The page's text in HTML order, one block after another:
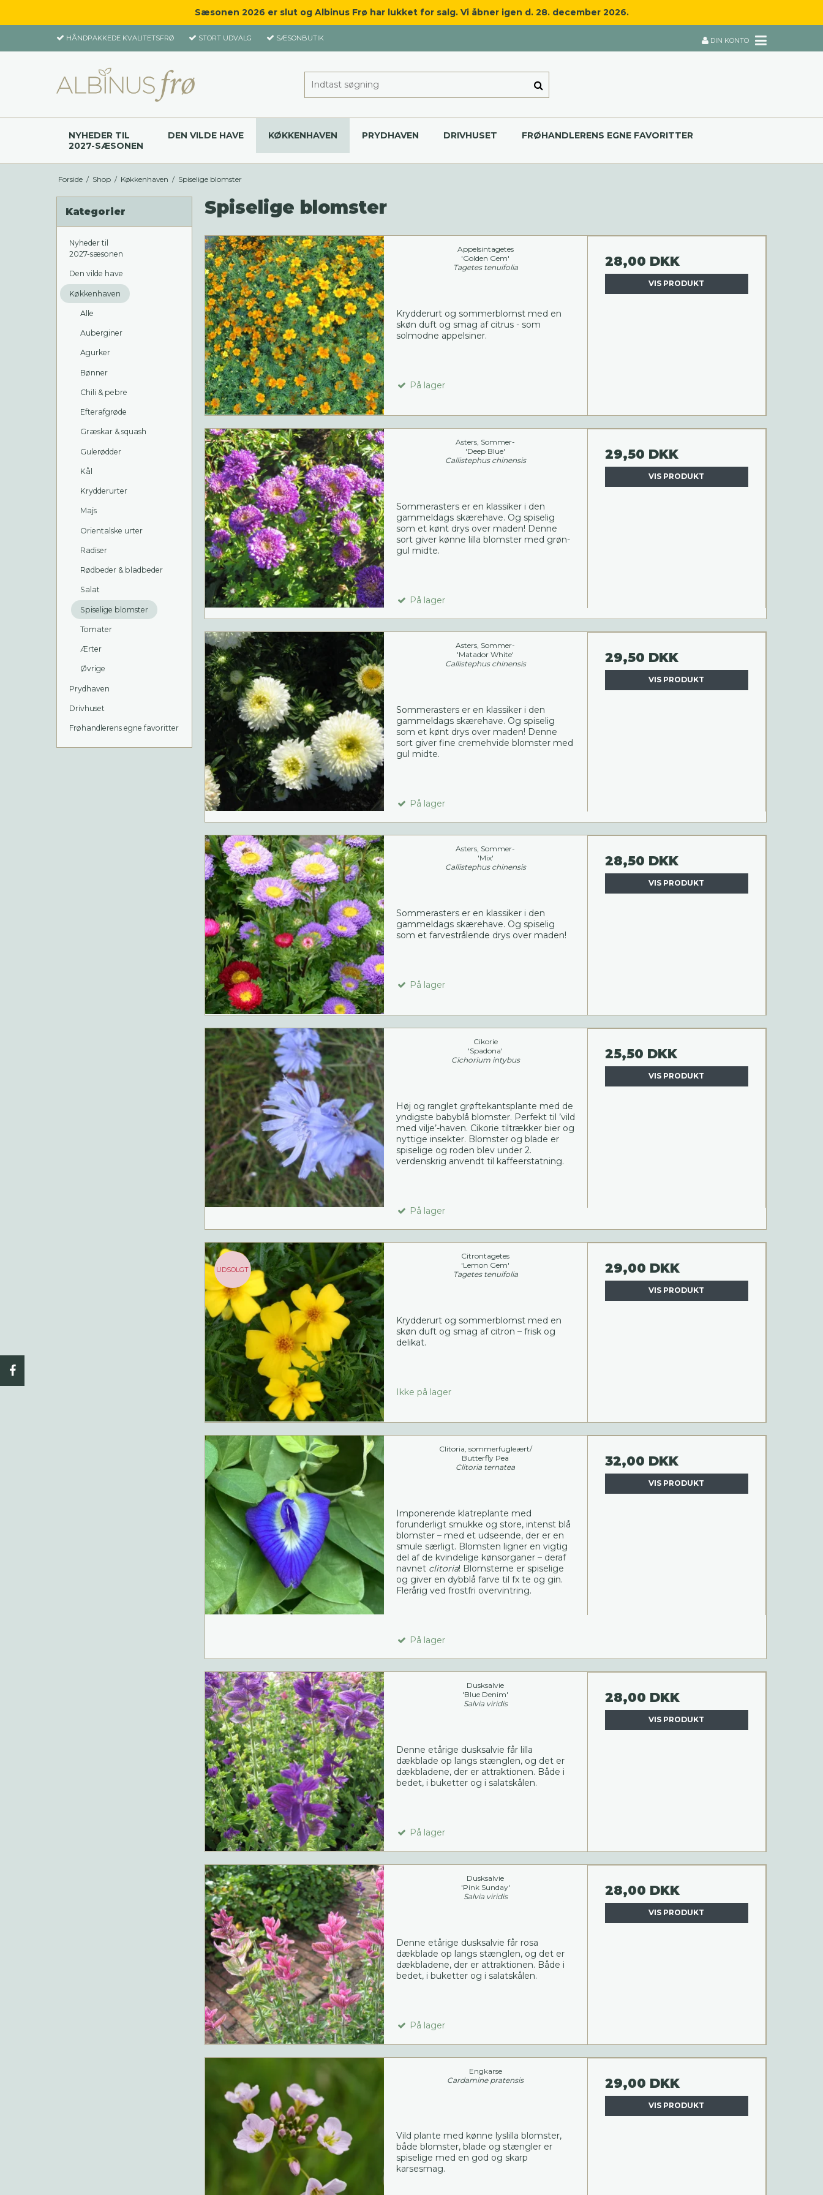
Sæsonen 2026 er slut og Albinus Frø har lukket for salg. Vi åbner igen d. 28. december 2026.
HÅNDPAKKEDE KVALITETSFRØ STORT UDVALG SÆSONBUTIK DIN KONTO
NYHEDER TIL
2027-SÆSONEN
DEN VILDE HAVE KØKKENHAVEN PRYDHAVEN DRIVHUSET FRØHANDLERENS EGNE FAVORITTER
Forside / Shop / Køkkenhaven / Spiselige blomster
Kategorier
Nyheder til
2027-sæsonen
Den vilde have
Køkkenhaven
Alle
Auberginer
Agurker
Bønner
Chili & pebre
Efterafgrøde
Græskar & squash
Gulerødder
Kål
Krydderurter
Majs
Orientalske urter
Radiser
Rødbeder & bladbeder
Salat
Spiselige blomster
Tomater
Ærter
Øvrige
Prydhaven
Drivhuset
Frøhandlerens egne favoritter
Spiselige blomster
Appelsintagetes
'Golden Gem'
Tagetes tenuifolia
Krydderurt og sommerblomst med en
skøn duft og smag af citrus - som
solmodne appelsiner.
På lager
28,00 DKK
VIS PRODUKT
Asters, Sommer-
'Deep Blue'
Callistephus chinensis
Sommerasters er en klassiker i den
gammeldags skærehave. Og spiselig
som et kønt drys over maden! Denne
sort giver kønne lilla blomster med grøn-
gul midte.
På lager
29,50 DKK
VIS PRODUKT
Asters, Sommer-
'Matador White'
Callistephus chinensis
Sommerasters er en klassiker i den
gammeldags skærehave. Og spiselig
som et kønt drys over maden! Denne
sort giver fine cremehvide blomster med
gul midte.
På lager
29,50 DKK
VIS PRODUKT
Asters, Sommer-
'Mix'
Callistephus chinensis
Sommerasters er en klassiker i den
gammeldags skærehave. Og spiselig
som et farvestrålende drys over maden!
På lager
28,50 DKK
VIS PRODUKT
Cikorie
'Spadona'
Cichorium intybus
Høj og ranglet grøftekantsplante med de
yndigste babyblå blomster. Perfekt til ’vild
med vilje’-haven. Cikorie tiltrækker bier og
nyttige insekter. Blomster og blade er
spiselige og roden blev under 2.
verdenskrig anvendt til kaffeerstatning.
På lager
25,50 DKK
VIS PRODUKT
UDSOLGT
Citrontagetes
'Lemon Gem'
Tagetes tenuifolia
Krydderurt og sommerblomst med en
skøn duft og smag af citron – frisk og
delikat.
Ikke på lager
29,00 DKK
VIS PRODUKT
Clitoria, sommerfugleært/
Butterfly Pea
Clitoria ternatea
Imponerende klatreplante med
forunderligt smukke og store, intenst blå
blomster – med et udseende, der er en
smule særligt. Blomsten ligner en vigtig
del af de kvindelige kønsorganer – deraf
navnet clitoria! Blomsterne er spiselige
og giver en dybblå farve til fx te og gin.
Flerårig ved frostfri overvintring.
På lager
32,00 DKK
VIS PRODUKT
Dusksalvie
'Blue Denim'
Salvia viridis
Denne etårige dusksalvie får lilla
dækblade op langs stænglen, og det er
dækbladene, der er attraktionen. Både i
bedet, i buketter og i salatskålen.
På lager
28,00 DKK
VIS PRODUKT
Dusksalvie
'Pink Sunday'
Salvia viridis
Denne etårige dusksalvie får rosa
dækblade op langs stænglen, og det er
dækbladene, der er attraktionen. Både i
bedet, i buketter og i salatskålen.
På lager
28,00 DKK
VIS PRODUKT
Engkarse
Cardamine pratensis
Vild plante med kønne lyslilla blomster,
både blomster, blade og stængler er
spiselige med en god og skarp
karsesmag.
29,00 DKK
VIS PRODUKT